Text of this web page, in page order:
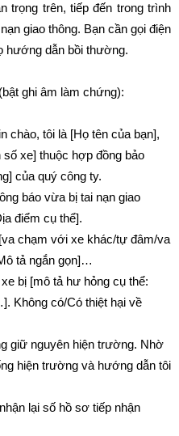
trọng trên, tiếp đến trong trình
giao thông. Bạn cần gọi điện
hướng dẫn bồi thường.
(bật ghi âm làm chứng):
chào, tôi là [Họ tên của bạn],
xe] thuộc hợp đồng bảo
của quý công ty.
báo vừa bị tai nạn giao
điểm cụ thể].
chạm với xe khác/tự đâm/va
tả ngắn gọn]…
bị [mô tả hư hỏng cụ thể:
Không có/Có thiệt hại về
giữ nguyên hiện trường. Nhờ
hiện trường và hướng dẫn tôi
lại số hồ sơ tiếp nhận